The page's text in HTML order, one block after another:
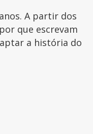
A partir dos
que escrevam
a história do